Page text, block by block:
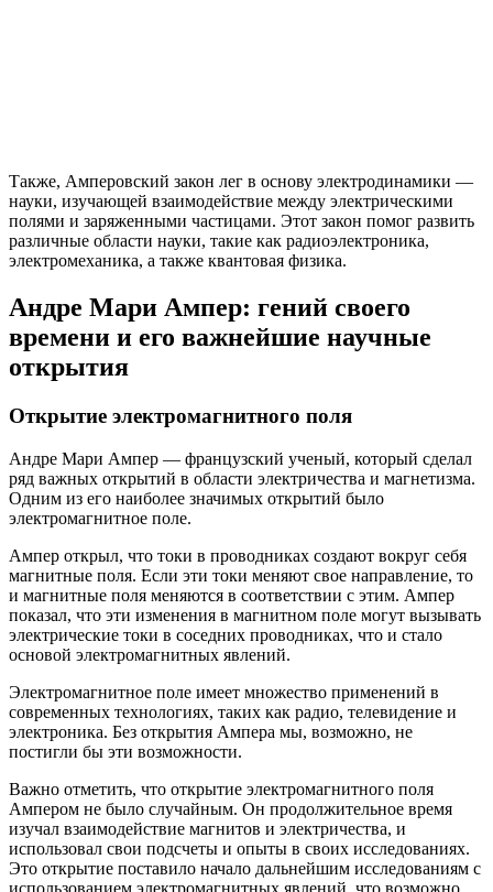
Также, Амперовский закон лег в основу электродинамики —
науки, изучающей взаимодействие между электрическими
полями и заряженными частицами. Этот закон помог развить
различные области науки, такие как радиоэлектроника,
электромеханика, а также квантовая физика.
Андре Мари Ампер: гений своего
времени и его важнейшие научные
открытия
Открытие электромагнитного поля
Андре Мари Ампер — французский ученый, который сделал
ряд важных открытий в области электричества и магнетизма.
Одним из его наиболее значимых открытий было
электромагнитное поле.
Ампер открыл, что токи в проводниках создают вокруг себя
магнитные поля. Если эти токи меняют свое направление, то
и магнитные поля меняются в соответствии с этим. Ампер
показал, что эти изменения в магнитном поле могут вызывать
электрические токи в соседних проводниках, что и стало
основой электромагнитных явлений.
Электромагнитное поле имеет множество применений в
современных технологиях, таких как радио, телевидение и
электроника. Без открытия Ампера мы, возможно, не
постигли бы эти возможности.
Важно отметить, что открытие электромагнитного поля
Ампером не было случайным. Он продолжительное время
изучал взаимодействие магнитов и электричества, и
использовал свои подсчеты и опыты в своих исследованиях.
Это открытие поставило начало дальнейшим исследованиям с
использованием электромагнитных явлений, что возможно